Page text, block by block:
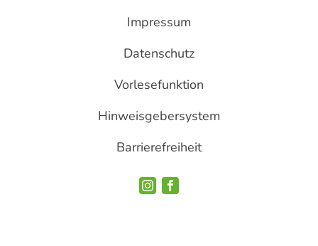
Impressum
Datenschutz
Vorlesefunktion
Hinweisgebersystem
Barrierefreiheit